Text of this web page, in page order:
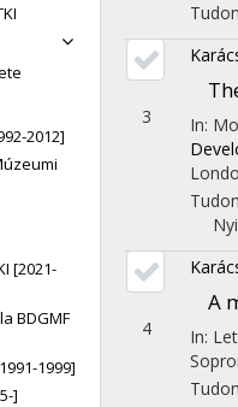
2012]
[2021-
BDGMF
1999]
]
3 In:
4
A
In: